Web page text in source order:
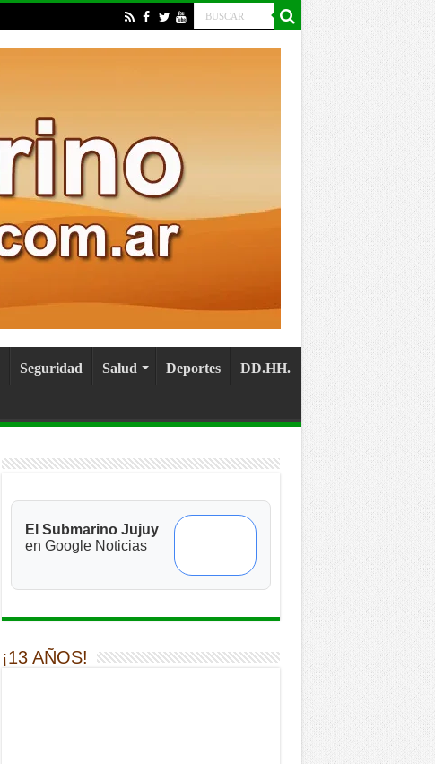
Seguridad Salud Deportes DD.HH.
El Submarino Jujuy
en Google Noticias
¡13 AÑOS!